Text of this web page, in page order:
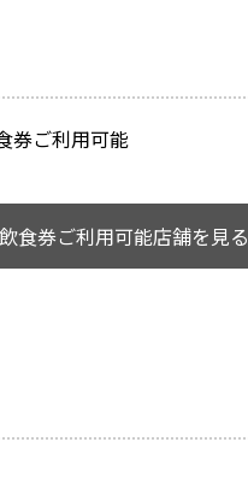
券ご利用可能
食券ご利用可能店舗を見る